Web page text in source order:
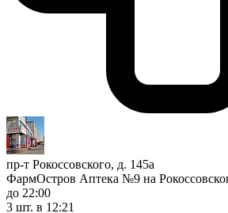
пр-т Рокоссовского, д. 145а
ФармОстров Аптека №9 на
до 22:00
3 шт. в 12:21